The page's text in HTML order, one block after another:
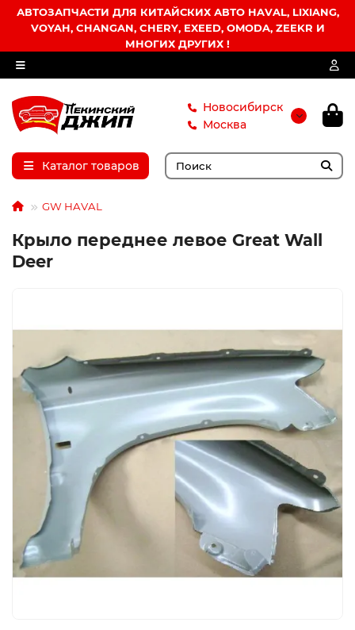
АВТОЗАПЧАСТИ ДЛЯ КИТАЙСКИХ АВТО HAVAL, LIXIANG,
VOYAH, CHANGAN, CHERY, EXEED, OMODA, ZEEKR И
МНОГИХ ДРУГИХ !
Новосибирск
Москва
Каталог товаров
GW HAVAL
Крыло переднее левое Great Wall
Deer